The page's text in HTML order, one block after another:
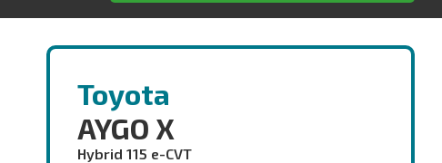
Toyota
AYGO X
Hybrid 115 e-CVT